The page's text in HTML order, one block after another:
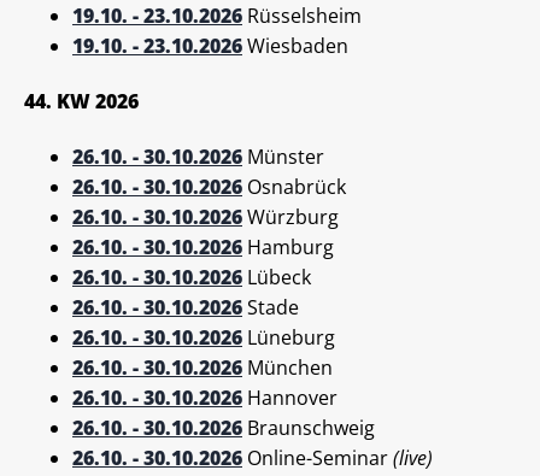
19.10. - 23.10.2026 Rüsselsheim
19.10. - 23.10.2026Wiesbaden
44. KW 2026
26.10. - 30.10.2026 Münster
26.10. - 30.10.2026 Osnabrück
26.10. - 30.10.2026Würzburg
26.10. - 30.10.2026 Hamburg
26.10. - 30.10.2026 Lübeck
26.10. - 30.10.2026Stade
26.10. - 30.10.2026 Lüneburg
26.10. - 30.10.2026 München
26.10. - 30.10.2026 Hannover
26.10. - 30.10.2026 Braunschweig
26.10. - 30.10.2026 Online-Seminar(live)